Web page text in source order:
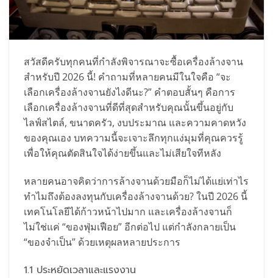
สวัสดีครับทุกคนที่กำลังพิจารณาจะซื้อเครื่องล้างจาน
สำหรับปี 2026 นี้! คำถามที่หลายคนมีในใจคือ “จะ
เลือกเครื่องล้างจานยังไงดีนะ?” คำตอบสั้นๆ คือการ
เลือกเครื่องล้างจานที่ดีที่สุดสำหรับคุณนั้นขึ้นอยู่กับ
ไลฟ์สไตล์, ขนาดครัว, งบประมาณ และความคาดหวัง
ของคุณเอง บทความนี้จะเจาะลึกทุกแง่มุมที่คุณควรรู้
เพื่อให้คุณตัดสินใจได้ง่ายขึ้นและไม่เสียใจทีหลัง
หลายคนอาจคิดว่าการล้างจานด้วยมือก็ไม่ได้แย่เท่าไร
ทำไมถึงต้องลงทุนกับเครื่องล้างจานด้วย? ในปี 2026 นี้
เทคโนโลยีได้ก้าวหน้าไปมาก และเครื่องล้างจานก็
ไม่ใช่แค่ “ของฟุ่มเฟือย” อีกต่อไป แต่กำลังกลายเป็น
“ของจำเป็น” ด้วยเหตุผลหลายประการ
1.1 ประหยัดเวลาและแรงงาน